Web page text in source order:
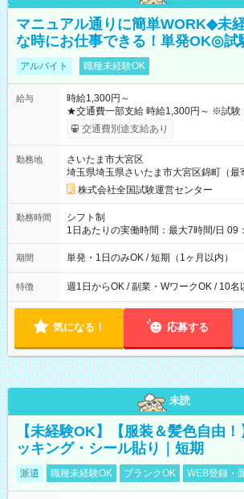
マニュアル通りに簡単WORK◆未
な時にお仕事できる！単発OK◎試
アルバイト 職種未経験OK
給与
時給1,300円～
★交通費一部支給 時給1,300円～ ※試験・役割により手当あり
※勤務回数により昇給あり 【即給（前
り！】 希望される場合、勤務から1週間
例】 ・河合塾模擬試験 8:30～17:30（休
×8時間＝日収10,400円＋交通費 ※当日
円の場合あり ・国家試験 7:00～13:30
円（役割手当＋100円）×6時間＝日収8,400円
間】試用期間なし
交通費別途支給あり
勤務地
さいたま市大宮区
埼玉県埼玉県さいたま市大宮区錦町（最
株式会社全国試験運営センター
勤務時間
シフト制
1日あたりの実働時間：最大7時間/日
間は 試験により異なります。
期間 単発・1日のみOK / 短期（1ヶ月以内）
特徴 週1日からOK / 副業・WワークOK / 10名
気になる！ 応募する
未読
【未経験OK】【服装＆髪色自由
ッキング・シール貼り｜短期
派遣 職種未経験OK ブランクOK WEB登録・